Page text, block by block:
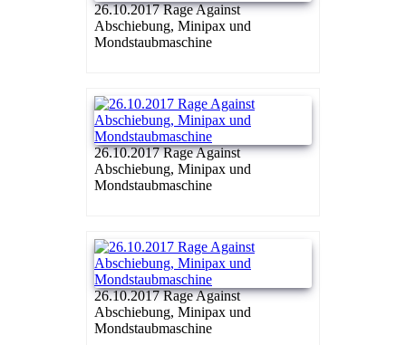
26.10.2017 Rage Against
Abschiebung, Minipax und
Mondstaubmaschine
26.10.2017 Rage Against
Abschiebung, Minipax und
Mondstaubmaschine
26.10.2017 Rage Against
Abschiebung, Minipax und
Mondstaubmaschine